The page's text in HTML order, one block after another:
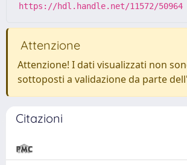
https://hdl.handle.net/11572/50964
Attenzione
Attenzione! I dati visualizzati non
sottoposti a validazione da parte
Citazioni